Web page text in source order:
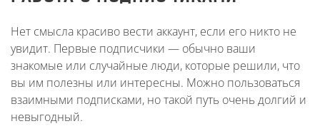
Нет смысла красиво вести аккаунт, если его никто не
увидит. Первые подписчики — обычно ваши
знакомые или случайные люди, которые решили, что
вы им полезны или интересны. Можно пользоваться
взаимными подписками, но такой путь очень долгий и
невыгодный.